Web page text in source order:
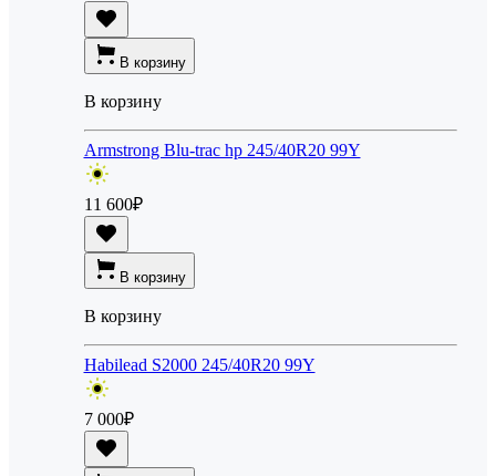
В корзину
В корзину
Armstrong Blu-trac hp 245/40R20 99Y
11 600₽
В корзину
В корзину
Habilead S2000 245/40R20 99Y
7 000₽